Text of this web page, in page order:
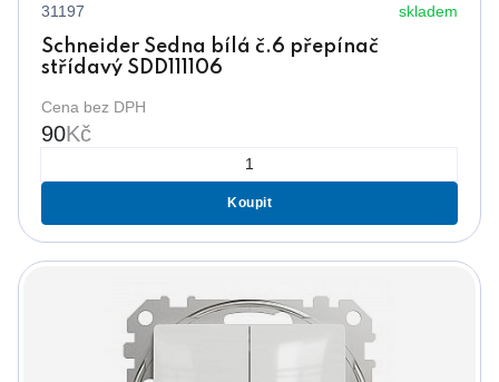
31197 skladem
Schneider Sedna bílá č.6 přepínač
střídavý SDD111106
Cena bez DPH
90Kč
Koupit